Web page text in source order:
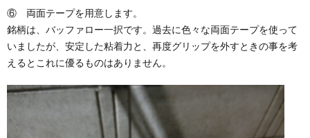
⑥ 両面テープを用意します。
銘柄は、バッファロー一択です。過去に色々な両面テープを使って
いましたが、安定した粘着力と、再度グリップを外すときの事を考
えるとこれに優るものはありません。